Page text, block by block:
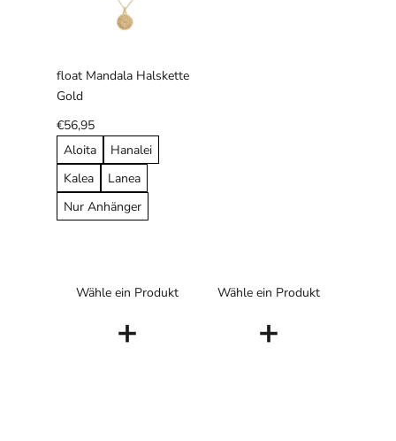
float Mandala Halskette
Gold
€56,95
Aloita
Hanalei
Kalea
Lanea
Nur Anhänger
Wähle ein Produkt
+
Wähle ein Produkt
+